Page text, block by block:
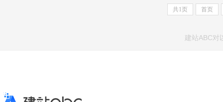
共1页 首页
建站ABC对